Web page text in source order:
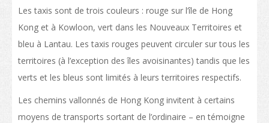
Coût de la vie
Santé et sécurité
Assurance
Télécommunications
Les taxis sont de trois couleurs : rouge sur l’île de Hong
Kong et à Kowloon, vert dans les Nouveaux Territoires et
bleu à Lantau. Les taxis rouges peuvent circuler sur tous les
territoires (à l’exception des îles avoisinantes) tandis que les
verts et les bleus sont limités à leurs territoires respectifs.
Les chemins vallonnés de Hong Kong invitent à certains
moyens de transports sortant de l’ordinaire – en témoigne